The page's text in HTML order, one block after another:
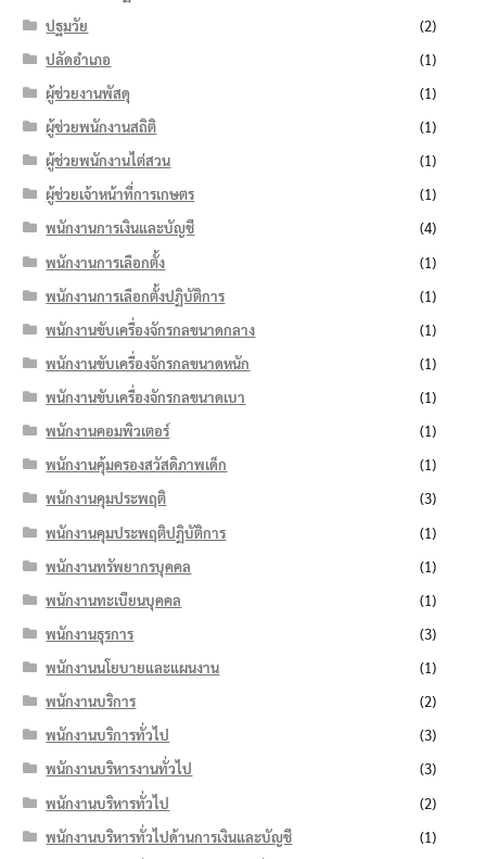
ปฐมวัย
(2)
ปลัดอำเภอ
(1)
ผู้ช่วยงานพัสดุ
(1)
ผู้ช่วยพนักงานสถิติ
(1)
ผู้ช่วยพนักงานไต่สวน
(1)
ผู้ช่วยเจ้าหน้าที่การเกษตร
(1)
พนักงานการเงินและบัญชี
(4)
พนักงานการเลือกตั้ง
(1)
พนักงานการเลือกตั้งปฏิบัติการ
(1)
พนักงานขับเครื่องจักรกลขนาดกลาง
(1)
พนักงานขับเครื่องจักรกลขนาดหนัก
(1)
พนักงานขับเครื่องจักรกลขนาดเบา
(1)
พนักงานคอมพิวเตอร์
(1)
พนักงานคุ้มครองสวัสดิภาพเด็ก
(1)
พนักงานคุมประพฤติ
(3)
พนักงานคุมประพฤติปฏิบัติการ
(1)
พนักงานทรัพยากรบุคคล
(1)
พนักงานทะเบียนบุคคล
(1)
พนักงานธุรการ
(3)
พนักงานนโยบายและแผนงาน
(1)
พนักงานบริการ
(2)
พนักงานบริการทั่วไป
(3)
พนักงานบริหารงานทั่วไป
(3)
พนักงานบริหารทั่วไป
(2)
พนักงานบริหารทั่วไปด้านการเงินและบัญชี
(1)